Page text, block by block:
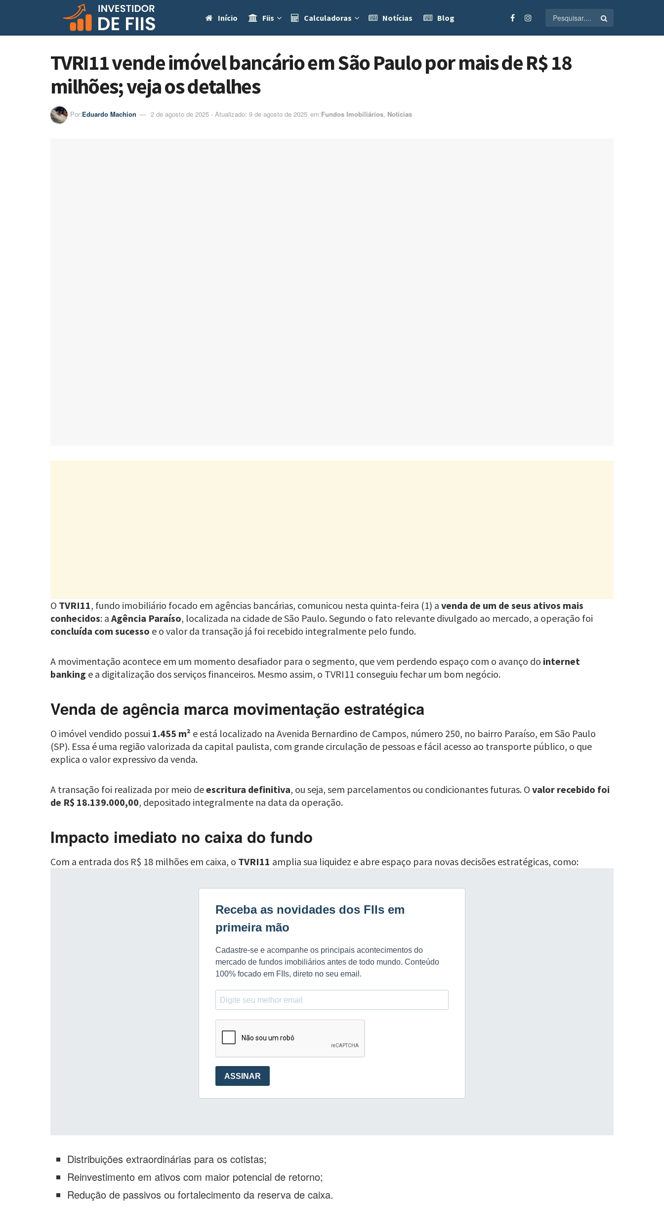
Início Fiis Calculadoras Notícias Blog
TVRI11 vende imóvel bancário em São Paulo por mais de R$ 18
milhões; veja os detalhes
Por:Eduardo Machion 2 de agosto de 2025 - Atualizado: 9 de agosto de 2025 em:ㅤFundos Imobiliários, Notícias
O TVRI11, fundo imobiliário focado em agências bancárias, comunicou nesta quinta-feira (1) a venda de um de seus ativos mais
conhecidos: a Agência Paraíso, localizada na cidade de São Paulo. Segundo o fato relevante divulgado ao mercado, a operação foi
concluída com sucesso e o valor da transação já foi recebido integralmente pelo fundo.
A movimentação acontece em um momento desafiador para o segmento, que vem perdendo espaço com o avanço do internet
banking e a digitalização dos serviços financeiros. Mesmo assim, o TVRI11 conseguiu fechar um bom negócio.
Venda de agência marca movimentação estratégica
O imóvel vendido possui 1.455 m² e está localizado na Avenida Bernardino de Campos, número 250, no bairro Paraíso, em São Paulo
(SP). Essa é uma região valorizada da capital paulista, com grande circulação de pessoas e fácil acesso ao transporte público, o que
explica o valor expressivo da venda.
A transação foi realizada por meio deescritura definitiva, ou seja, sem parcelamentos ou condicionantes futuras. O valor recebido foi
de R$ 18.139.000,00, depositado integralmente na data da operação.
Impacto imediato no caixa do fundo
Com a entrada dos R$ 18 milhões em caixa, o TVRI11 amplia sua liquidez e abre espaço para novas decisões estratégicas, como:
Distribuições extraordinárias para os cotistas;
Reinvestimento em ativos com maior potencial de retorno;
Redução de passivos ou fortalecimento da reserva de caixa.